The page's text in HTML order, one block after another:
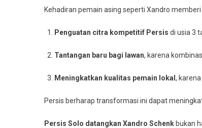
Kehadiran pemain asing seperti Xandro
Penguatan citra kompetitif Persis di usia 3
Tantangan baru bagi lawan, karena
Meningkatkan kualitas pemain lokal ,
Persis berharap transformasi ini dapat
Persis Solo datangkan Xandro Schenk bukan